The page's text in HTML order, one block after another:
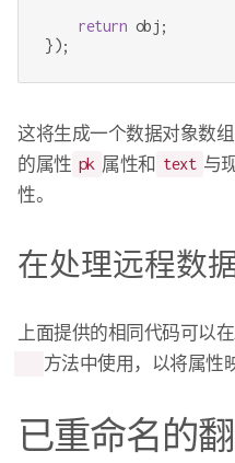
return obj;
});
这将生成一个数据对象数
的属性 pk 属性和 text 与
性。
在处理远程数
上面提供的相同代码可以
方法中使用，以将属性
已重命名的